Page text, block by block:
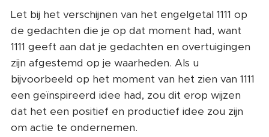
Let bij het verschijnen van het engelgetal 1111 op
de gedachten die je op dat moment had, want
1111 geeft aan dat je gedachten en overtuigingen
zijn afgestemd op je waarheden. Als u
bijvoorbeeld op het moment van het zien van 1111
een geïnspireerd idee had, zou dit erop wijzen
dat het een positief en productief idee zou zijn
om actie te ondernemen.